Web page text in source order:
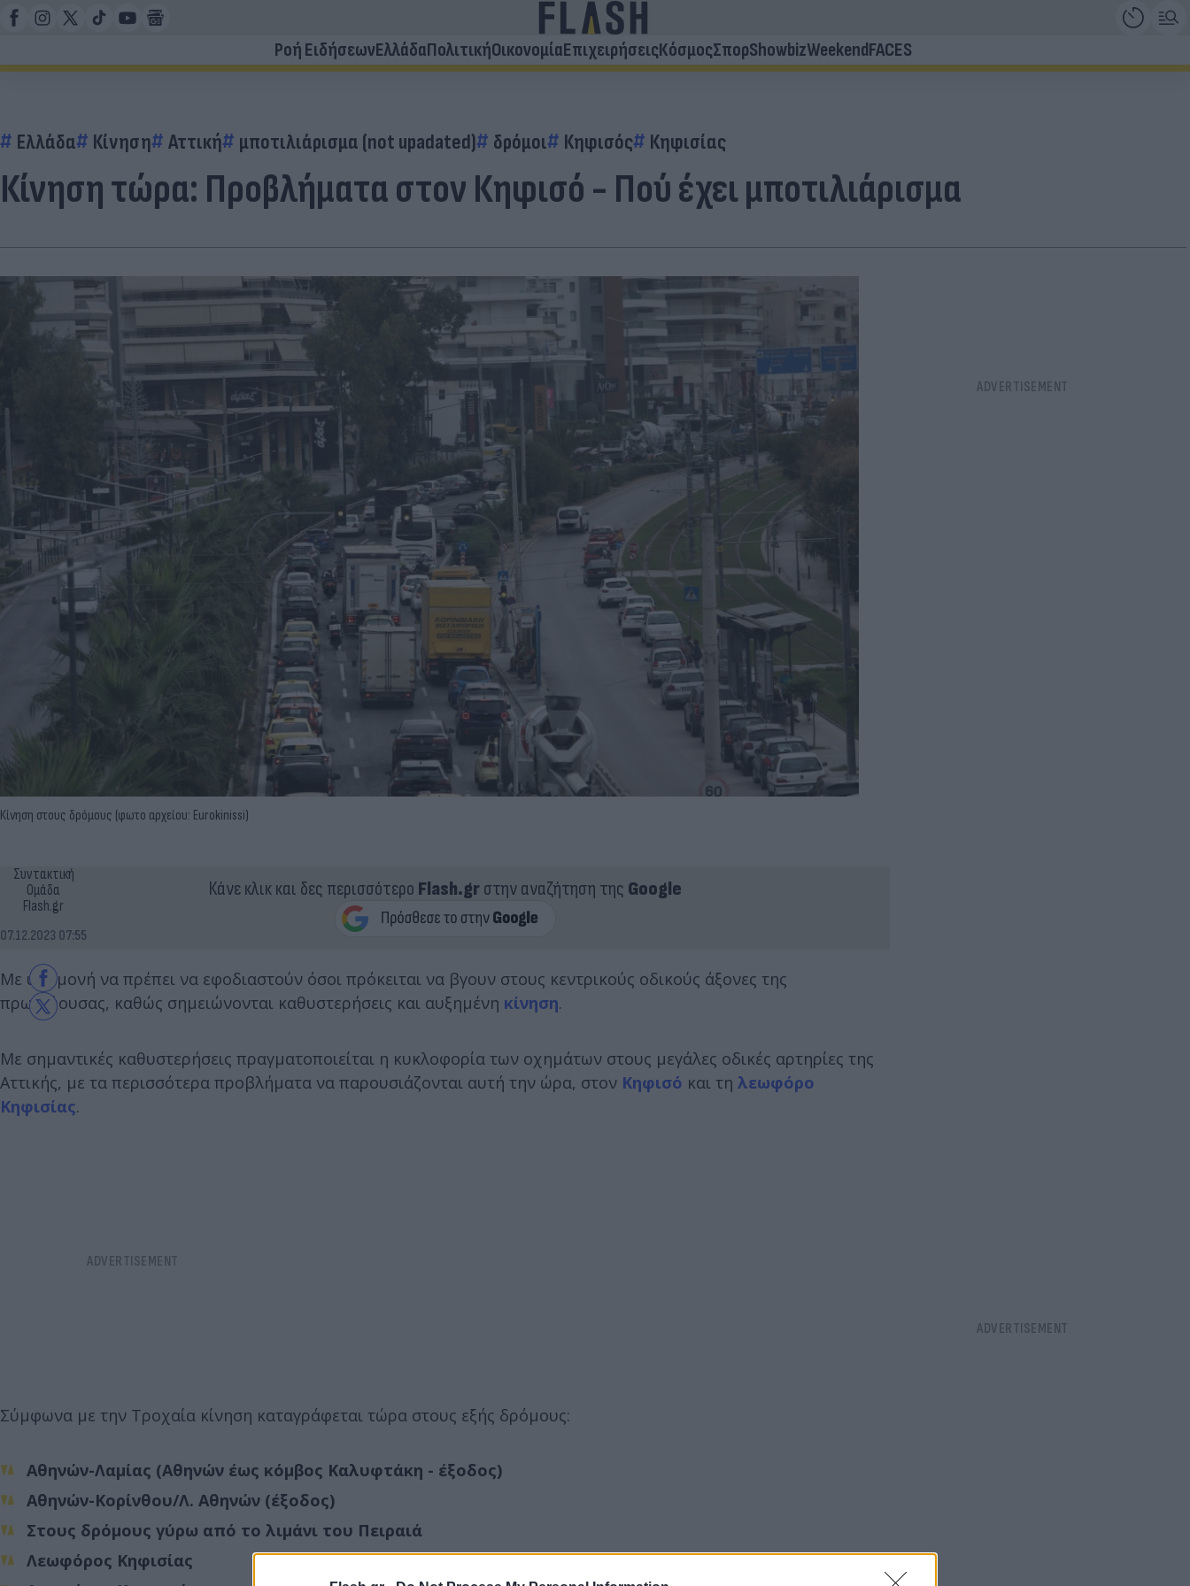
Ροή ΕιδήσεωνΕλλάδαΠολιτικήΟικονομίαΕπιχειρήσειςΚόσμοςΣπορShowbizWeekendFACES
Ελλάδα Κίνηση Αττική μποτιλιάρισμα (not upadated) δρόμοι Κηφισός Κηφισίας
Κίνηση τώρα: Προβλήματα στον Κηφισό - Πού έχει μποτιλιάρισμα
Κίνηση στους δρόμους (φωτο αρχείου: Eurokinissi)
Συντακτική
Ομάδα
Flash.gr
07.12.2023 07:55
Κάνε κλικ και δες περισσότερο Flash.grστην αναζήτηση της Google
Με υπομονή να πρέπει να εφοδιαστούν όσοι πρόκειται να βγουν στους κεντρικούς οδικούς άξονες της
πρωτεύουσας, καθώς σημειώνονται καθυστερήσεις και αυξημένη κίνηση.
Με σημαντικές καθυστερήσεις πραγματοποιείται η κυκλοφορία των οχημάτων στους μεγάλες οδικές αρτηρίες της
Αττικής, με τα περισσότερα προβλήματα να παρουσιάζονται αυτή την ώρα, στον Κηφισό και τη λεωφόρο
Κηφισίας.
Σύμφωνα με την Τροχαία κίνηση καταγράφεται τώρα στους εξής δρόμους:
Αθηνών-Λαμίας (Αθηνών έως κόμβος Καλυφτάκη - έξοδος)
Αθηνών-Κορίνθου/Λ. Αθηνών (έξοδος)
Στους δρόμους γύρω από το λιμάνι του Πειραιά
Λεωφόρος Κηφισίας